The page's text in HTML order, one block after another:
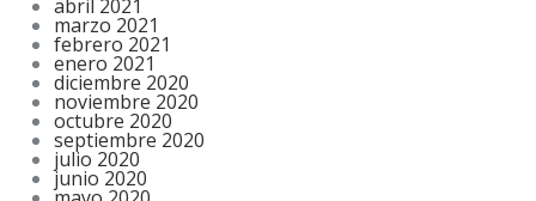
abril 2021
marzo 2021
febrero 2021
enero 2021
diciembre 2020
noviembre 2020
octubre 2020
septiembre 2020
julio 2020
junio 2020